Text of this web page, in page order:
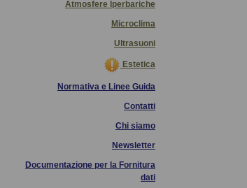
Atmosfere Iperbariche
Microclima
Ultrasuoni
Estetica
Normativa e Linee Guida
Contatti
Chi siamo
Newsletter
Documentazione per la Fornitura
dati